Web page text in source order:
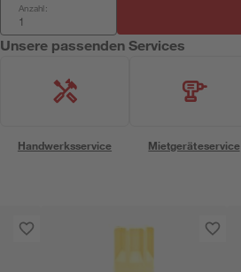
Anzahl:
Unsere passenden Services
Handwerksservice Mietgeräteservice